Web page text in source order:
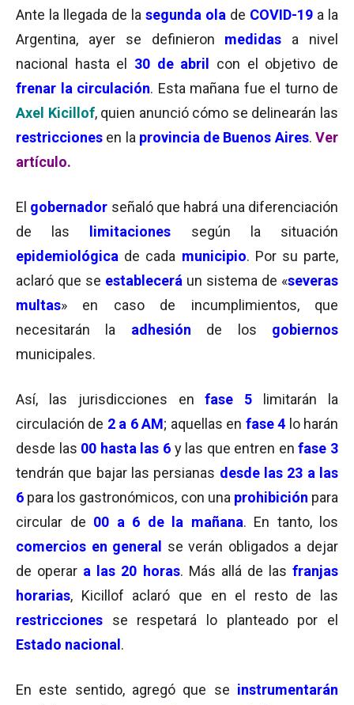
Ante la llegada de la segunda ola de COVID-19 a la
Argentina, ayer se definieron medidas a nivel
nacional hasta el 30 de abril
con el objetivo de
frenar la circulación. Esta mañana fue el turno de
Axel Kicillof, quien anunció cómo se delinearán las
restricciones en la provincia de Buenos Aires.Ver
artículo.
El gobernador señaló que habrá una diferenciación
de las
limitaciones según la situación
epidemiológica de cada municipio. Por su parte,
aclaró que se establecerá un sistema de «severas
multas» en caso de incumplimientos, que
necesitarán la adhesión de los gobiernos
municipales.
Así, las jurisdicciones en fase 5 limitarán la
circulación de 2 a 6 AM; aquellas en fase 4 lo harán
desde las 00 hasta las 6 y las que entren en fase 3
tendrán que bajar las persianas desde las 23 a las
6 para los gastronómicos, con una prohibición para
circular de 00 a 6 de la mañana. En tanto, los
comercios en general
se verán obligados a dejar
de operar a las 20 horas. Más allá de lasfranjas
horarias, Kicillof aclaró que en el resto de las
restricciones se respetará lo planteado por el
Estado nacional .
En este sentido, agregó que se instrumentarán